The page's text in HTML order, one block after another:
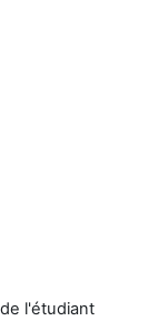
l'étudiant